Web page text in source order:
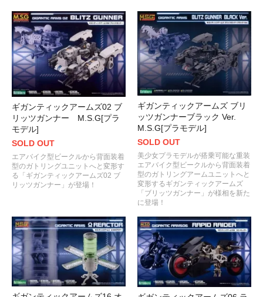
ギガンティックアームズ02 ブ
リッツガンナー M.S.G[プラ
モデル]
SOLD OUT
エアバイク型ビークルから背面装着
型のガトリングユニットへと変形す
る「ギガンティックアームズ02 ブ
リッツガンナー」が登場！
ギガンティックアームズ ブリ
ッツガンナーブラック Ver.
M.S.G[プラモデル]
SOLD OUT
美少女プラモデルが搭乗可能な重装
エアバイク型ビークルから背面装着
型のガトリングアームユニットへと
変形するギガンティックアームズ
「ブリッツガンナー」が様相を新た
に登場！